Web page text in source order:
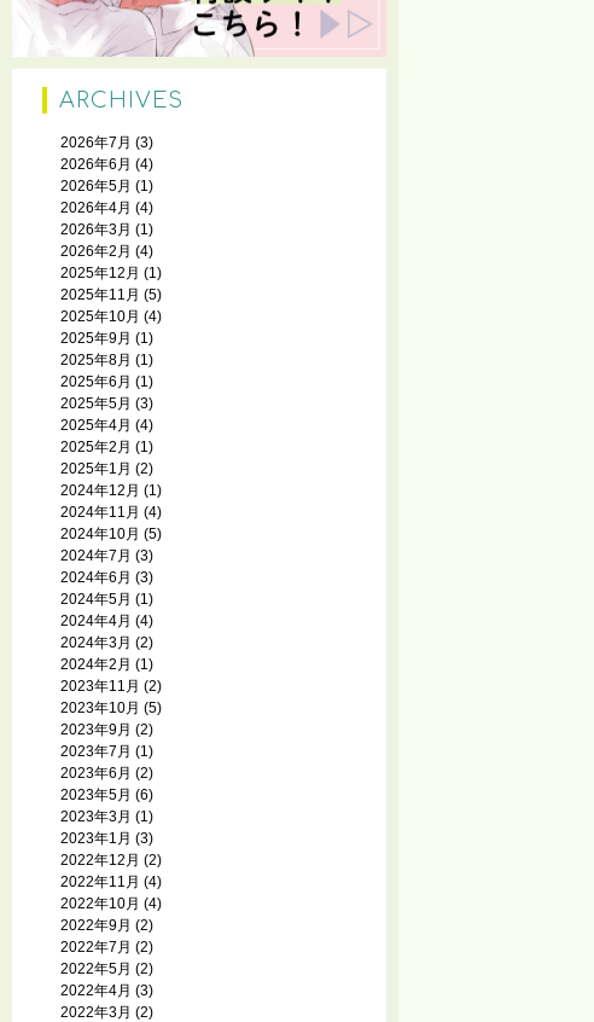
ARCHIVES
2026年7月 (3)
2026年6月 (4)
2026年5月 (1)
2026年4月 (4)
2026年3月 (1)
2026年2月 (4)
2025年12月 (1)
2025年11月 (5)
2025年10月 (4)
2025年9月 (1)
2025年8月 (1)
2025年6月 (1)
2025年5月 (3)
2025年4月 (4)
2025年2月 (1)
2025年1月 (2)
2024年12月 (1)
2024年11月 (4)
2024年10月 (5)
2024年7月 (3)
2024年6月 (3)
2024年5月 (1)
2024年4月 (4)
2024年3月 (2)
2024年2月 (1)
2023年11月 (2)
2023年10月 (5)
2023年9月 (2)
2023年7月 (1)
2023年6月 (2)
2023年5月 (6)
2023年3月 (1)
2023年1月 (3)
2022年12月 (2)
2022年11月 (4)
2022年10月 (4)
2022年9月 (2)
2022年7月 (2)
2022年5月 (2)
2022年4月 (3)
2022年3月 (2)